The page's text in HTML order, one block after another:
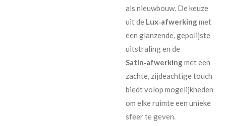
als nieuwbouw. De keuze
uit de Lux‑afwerkingmet
een glanzende, gepolijste
uitstraling en de
Satin‑afwerkingmet een
zachte, zijdeachtige touch
biedt volop mogelijkheden
om elke ruimte een unieke
sfeer te geven.